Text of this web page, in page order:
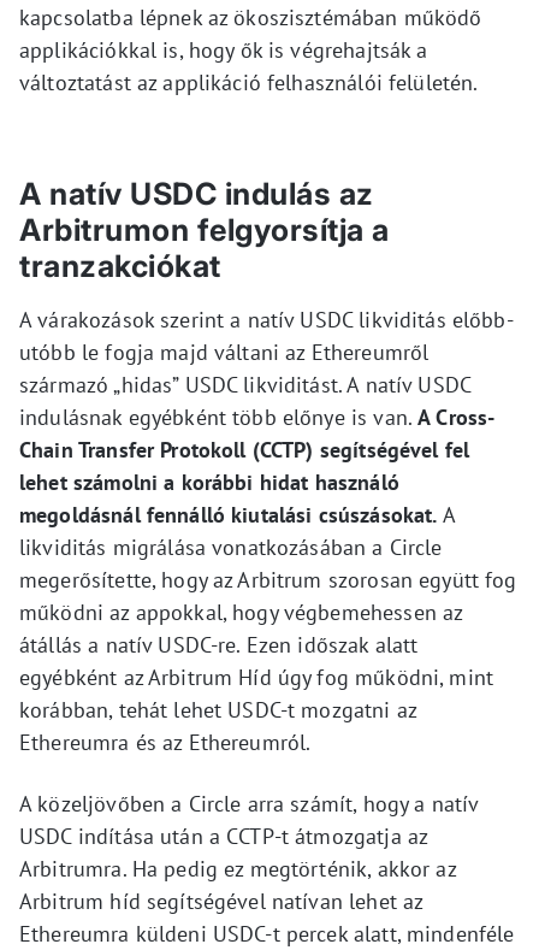
kapcsolatba lépnek az ökoszisztémában működő
applikációkkal is, hogy ők is végrehajtsák a
változtatást az applikáció felhasználói felületén.
A natív USDC indulás az
Arbitrumon felgyorsítja a
tranzakciókat
A várakozások szerint a natív USDC likviditás előbb-
utóbb le fogja majd váltani az Ethereumről
származó „hidas” USDC likviditást. A natív USDC
indulásnak egyébként több előnye is van.A Cross-
Chain Transfer Protokoll (CCTP) segítségével fel
lehet számolni a korábbi hidat használó
megoldásnál fennálló kiutalási csúszásokat. A
likviditás migrálása vonatkozásában a Circle
megerősítette, hogy az Arbitrum szorosan együtt fog
működni az appokkal, hogy végbemehessen az
átállás a natív USDC-re. Ezen időszak alatt
egyébként az Arbitrum Híd úgy fog működni, mint
korábban, tehát lehet USDC-t mozgatni az
Ethereumra és az Ethereumról.
A közeljövőben a Circle arra számít, hogy a natív
USDC indítása után a CCTP-t átmozgatja az
Arbitrumra. Ha pedig ez megtörténik, akkor az
Arbitrum híd segítségével natívan lehet az
Ethereumra küldeni USDC-t percek alatt, mindenféle